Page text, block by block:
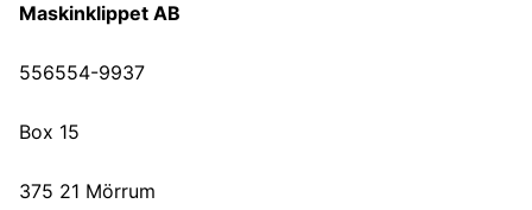
Maskinklippet AB
556554-9937
Box 15
375 21 Mörrum